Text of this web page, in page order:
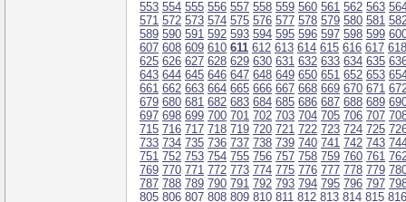
553 554 555 556 557 558 559 560 561 562 563
571 572 573 574 575 576 577 578 579 580 581
589 590 591 592 593 594 595 596 597 598 599
607 608 609 610 611 612 613 614 615 616 617 618
625 626 627 628 629 630 631 632 633 634 635
643 644 645 646 647 648 649 650 651 652 653
661 662 663 664 665 666 667 668 669 670 671
679 680 681 682 683 684 685 686 687 688 689
697 698 699 700 701 702 703 704 705 706 707
715 716 717 718 719 720 721 722 723 724 725
733 734 735 736 737 738 739 740 741 742 743
751 752 753 754 755 756 757 758 759 760 761
769 770 771 772 773 774 775 776 777 778 779
787 788 789 790 791 792 793 794 795 796 797
805 806 807 808 809 810 811 812 813 814 815 816